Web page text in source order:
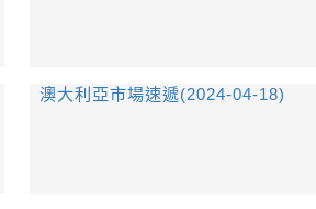
澳大利亞市場速遞(2024-04-18)